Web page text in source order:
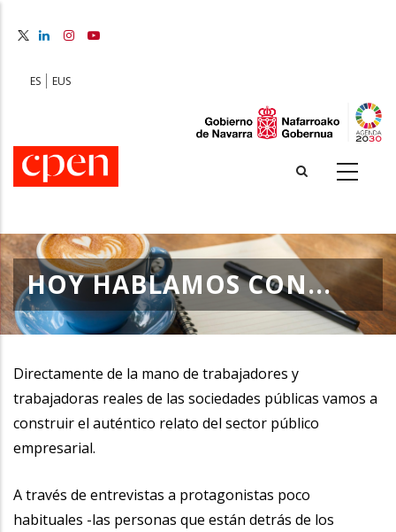
content
ES EUS
HOY HABLAMOS CON...
Directamente de la mano de trabajadores y
trabajadoras reales de las sociedades públicas vamos a
construir el auténtico relato del sector público
empresarial.
A través de entrevistas a protagonistas poco
habituales -las personas que están detrás de los